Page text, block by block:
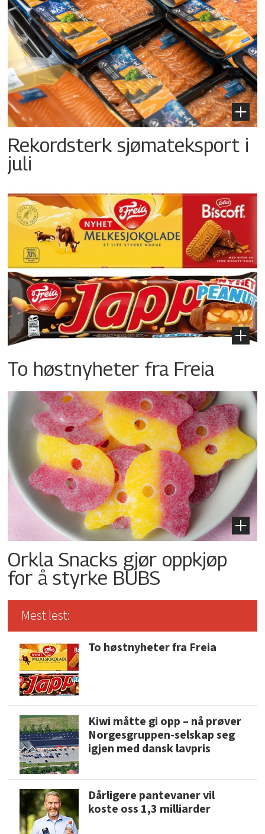
Rekordsterk sjømateksport i
juli
To høstnyheter fra Freia
Orkla Snacks gjør oppkjøp
for å styrke BUBS
Mest lest:
To høstnyheter fra Freia
Kiwi måtte gi opp – nå prøver
Norgesgruppen-selskap seg
igjen med dansk lavpris
Dårligere pantevaner vil
koste oss 1,3 milliarder